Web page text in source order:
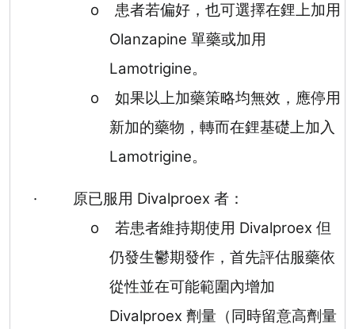
o
患者若偏好，也可選擇在鋰上加用
Olanzapine 單藥或加用
Lamotrigine。
o
如果以上加藥策略均無效，應停用
新加的藥物，轉而在鋰基礎上加入
Lamotrigine。
· 原已服用 Divalproex 者：
o
若患者維持期使用 Divalproex 但
仍發生鬱期發作，首先評估服藥依
從性並在可能範圍內增加
Divalproex 劑量（同時留意高劑量